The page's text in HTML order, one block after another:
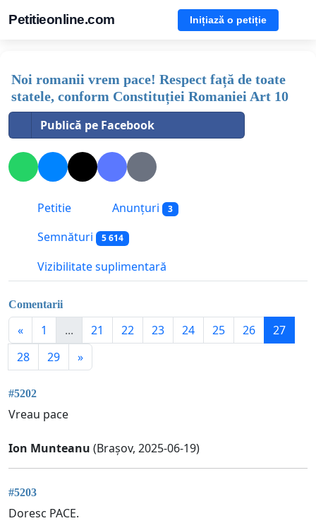
Petitieonline.com Inițiază o petiție
Noi romanii vrem pace! Respect față de toate
statele, conform Constituției Romaniei Art 10
Publică pe Facebook
Petitie Anunțuri 3
Semnături 5 614
Vizibilitate suplimentară
Comentarii
« 1 ... 21 22 23 24 25 26
27
28
29 »
#5202
Vreau pace
Ion Munteanu (Brașov, 2025-06-19)
#5203
Doresc PACE.